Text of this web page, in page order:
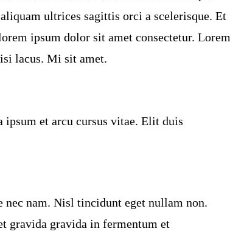
ultrices sagittis orci a scelerisque. Et
ipsum dolor sit amet consectetur. Lorem
lacus. Mi sit amet.
et arcu cursus vitae. Elit duis
nec nam. Nisl tincidunt eget nullam non.
gravida gravida in fermentum et